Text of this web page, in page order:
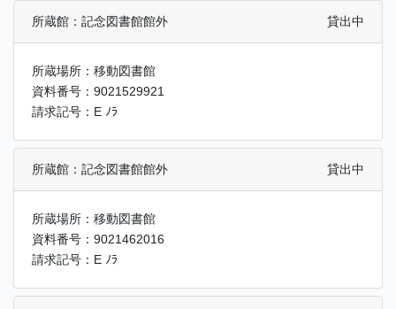
所蔵館：記念図書館館外 貸出中
所蔵場所：移動図書館
資料番号：9021529921
請求記号：E ﾉﾗ
所蔵館：記念図書館館外 貸出中
所蔵場所：移動図書館
資料番号：9021462016
請求記号：E ﾉﾗ